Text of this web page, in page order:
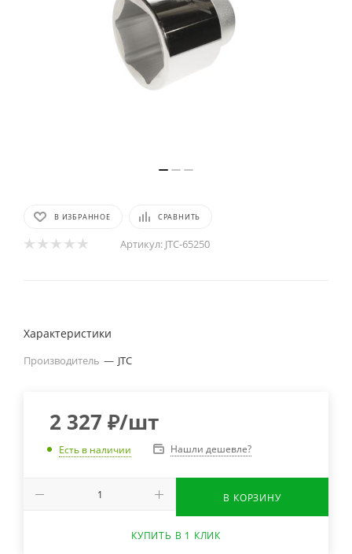
В ИЗБРАННОЕ СРАВНИТЬ
Артикул: JTC-65250
Характеристики
Производитель — JTC
2 327 ₽/шт
Есть в наличии Нашли дешевле?
В КОРЗИНУ
КУПИТЬ В 1 КЛИК